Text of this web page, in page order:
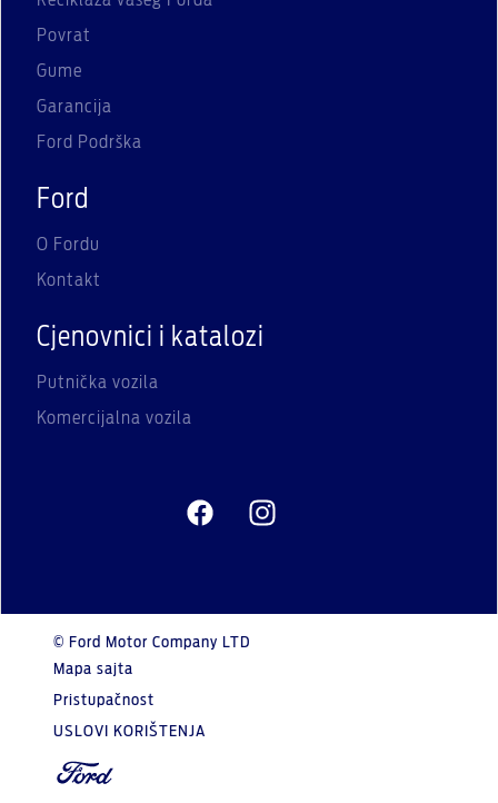
Povrat
Gume
Garancija
Ford Podrška
Ford
O Fordu
Kontakt
Cjenovnici i katalozi
Putnička vozila
Komercijalna vozila
© Ford Motor Company LTD
Mapa sajta
Pristupačnost
USLOVI KORIŠTENJA